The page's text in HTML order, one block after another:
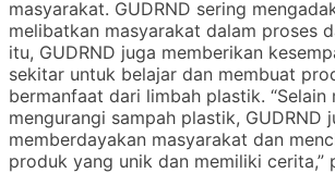
masyarakat. GUDRND sering
melibatkan masyarakat dalam proses
itu, GUDRND juga memberikan
sekitar untuk belajar dan membuat
bermanfaat dari limbah plastik. “Selain
mengurangi sampah plastik, GUDRND
memberdayakan masyarakat dan
produk yang unik dan memiliki cerita,”